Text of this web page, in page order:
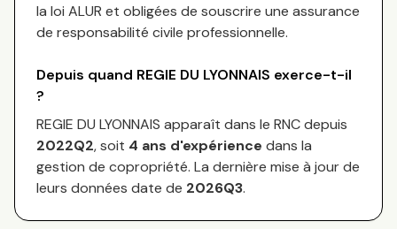
la loi ALUR et obligées de souscrire une assurance
de responsabilité civile professionnelle.
Depuis quand REGIE DU LYONNAIS exerce-t-il
?
REGIE DU LYONNAIS apparaît dans le RNC depuis
2022Q2, soit 4 ans d'expérience dans la
gestion de copropriété. La dernière mise à jour de
leurs données date de 2026Q3.